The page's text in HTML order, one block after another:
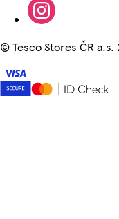
©Tesco Stores ČR a.s.